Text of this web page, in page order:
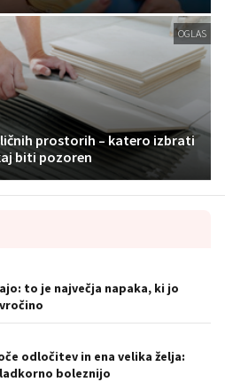
OGLAS
prostorih – katero izbrati
biti pozoren
to je največja napaka, ki jo
odločitev in ena velika želja:
boleznijo